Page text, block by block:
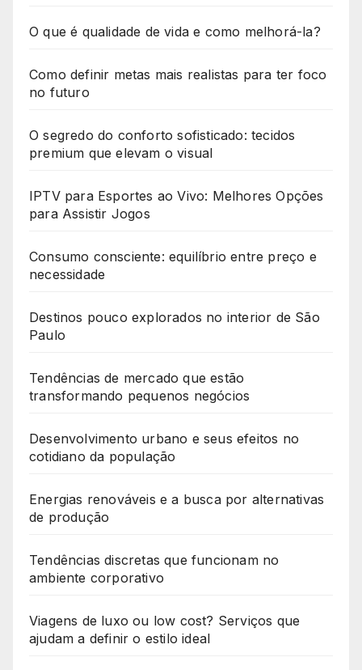
O que é qualidade de vida e como melhorá-la?
Como definir metas mais realistas para ter foco
no futuro
O segredo do conforto sofisticado: tecidos
premium que elevam o visual
IPTV para Esportes ao Vivo: Melhores Opções
para Assistir Jogos
Consumo consciente: equilíbrio entre preço e
necessidade
Destinos pouco explorados no interior de São
Paulo
Tendências de mercado que estão
transformando pequenos negócios
Desenvolvimento urbano e seus efeitos no
cotidiano da população
Energias renováveis e a busca por alternativas
de produção
Tendências discretas que funcionam no
ambiente corporativo
Viagens de luxo ou low cost? Serviços que
ajudam a definir o estilo ideal